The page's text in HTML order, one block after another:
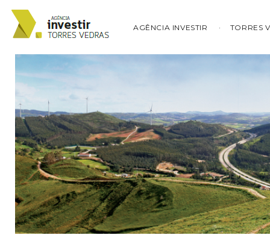
AGÊNCIA INVESTIR TORRES